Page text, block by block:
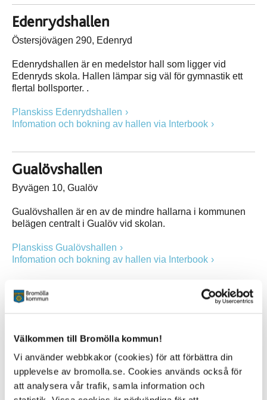
Välkommen till Bromölla kommun!
Vi använder webbkakor (cookies) för att förbättra din
upplevelse av bromolla.se. Cookies används också för
att analysera vår trafik, samla information och
Edenrydshallen
Östersjövägen 290, Edenryd
Edenrydshallen är en medelstor hall som ligger vid
Edenryds skola. Hallen lämpar sig väl för gymnastik ett
flertal bollsporter. .
Planskiss Edenrydshallen
Infomation och bokning av hallen via Interbook
Gualövshallen
Byvägen 10, Gualöv
Gualövshallen är en av de mindre hallarna i kommunen
belägen centralt i Gualöv vid skolan.
Planskiss Gualövshallen
Infomation och bokning av hallen via Interbook
Näsums gymnastiksal
Nösums skola.
Infomation och bokning av hallen via Interbook